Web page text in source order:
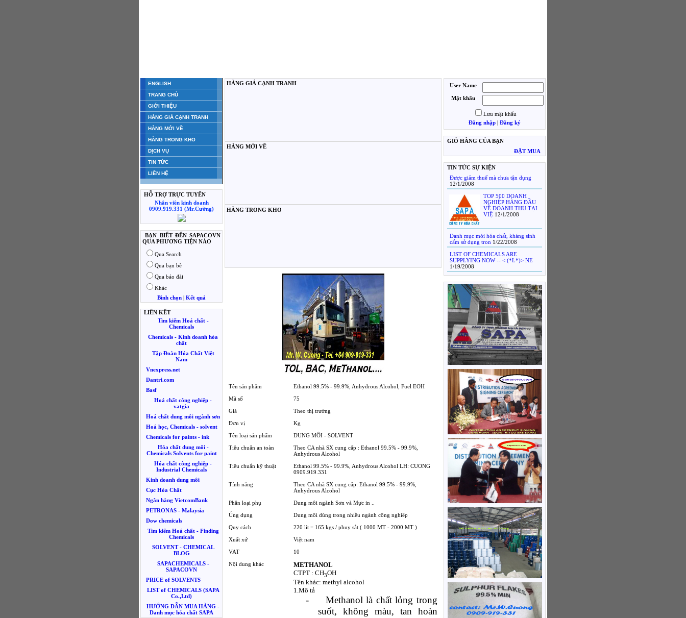
ENGLISH
TRANG CHỦ
GIỚI THIỆU
HÀNG GIÁ CẠNH TRANH
HÀNG MỚI VỀ
HÀNG TRONG KHO
DỊCH VỤ
TIN TỨC
LIÊN HỆ
HỖ TRỢ TRỰC TUYẾN
Nhân viên kinh doanh
0909.919.331 (Mr.Cường)
BẠN BIẾT ĐẾN SAPACOVN
QUA PHƯƠNG TIỆN NÀO
Qua Search
Qua bạn bè
Qua báo đài
Khác
Bình chọn | Kết quả
LIÊN KẾT
Tìm kiếm Hoá chất -
Chemicals
Chemicals - Kinh doanh hóa
chất
Tập Đoàn Hóa Chất Việt
Nam
Vnexpress.net
Dantri.com
Basf
Hoá chất công nghiệp -
vatgia
Hoá chất dung môi ngành sơn
Hoá học, Chemicals - solvent
Chemicals for paints - ink
Hóa chất dung môi -
Chemicals Solvents for paint
Hóa chất công nghiệp -
Industrial Chemicals
Kinh doanh dung môi
Cục Hóa Chất
Ngân hàng VietcomBank
PETRONAS - Malaysia
Dow chemicals
Tìm kiếm Hoá chất - Finding
Chemicals
SOLVENT - CHEMICAL
BLOG
SAPACHEMICALS -
SAPACOVN
PRICE of SOLVENTS
LIST of CHEMICALS (SAPA
Co.,Ltd)
HƯỚNG DẪN MUA HÀNG -
Danh mục hóa chất SAPA
HÀNG GIÁ CẠNH TRANH
HÀNG MỚI VỀ
HÀNG TRONG KHO
Tên sản phẩm
Ethanol 99.5% - 99.9%, Anhydrous Alcohol, Fuel EOH
Mã số
75
Giá
Theo thị trường
Đơn vị
Kg
Tên loại sản phẩm
DUNG MÔI - SOLVENT
Tiêu chuẩn an toàn
Theo CA nhà SX cung cấp : Ethanol 99.5% - 99.9%,
Anhydrous Alcohol
Tiêu chuẩn kỹ thuật
Ethanol 99.5% - 99.9%, Anhydrous Alcohol LH: CUONG
0909.919.331
Tính năng
Theo CA nhà SX cung cấp: Ethanol 99.5% - 99.9%,
Anhydrous Alcohol
Phân loại phụ
Dung môi ngành Sơn và Mực in ..
Úng dụng
Dung môi dùng trong nhiều ngành công nghiêp
Quy cách
220 lít = 165 kgs / phuy sắt ( 1000 MT - 2000 MT )
Xuất xứ
Việt nam
VAT
10
Nội dung khác
METHANOL
CTPT : CH3OH
Tên khác: methyl alcohol
1.Mô tả
-
Methanol là chất lỏng trong
suốt, không màu, tan hoàn
User Name
Mật khẩu
Lưu mật khẩu
Đăng nhập | Đăng ký
GIỎ HÀNG CỦA BẠN
ĐẶT MUA
TIN TỨC SỰ KIỆN
Được giảm thuế mà chưa tận dụng
12/1/2008
TOP 500 DOANH
NGHIỆP HÀNG ĐẦU
VỀ DOANH THU TẠI
VIỆ 12/1/2008
Danh mục mới hóa chất, kháng sinh
cấm sử dụng tron 1/22/2008
LIST OF CHEMICALS ARE
SUPPLYING NOW -- < (*L*)> NE
1/19/2008